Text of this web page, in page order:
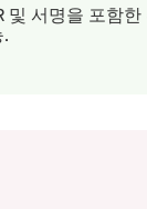
및 서명을 포함